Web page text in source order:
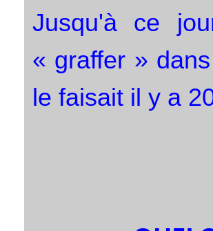
Jusqu'à ce
« graffer »
le faisait il y a